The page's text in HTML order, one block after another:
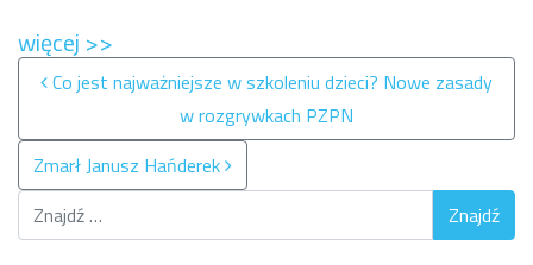
więcej >>
Nawigacja po wpisach
Co jest najważniejsze w szkoleniu dzieci? Nowe zasady
w rozgrywkach PZPN
Zmarł Janusz Hańderek